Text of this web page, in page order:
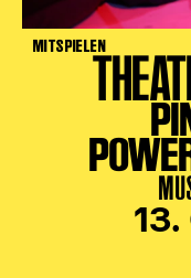
MITSPIELEN
13.